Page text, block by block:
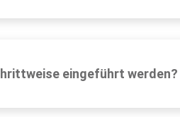
eingeführt werden?